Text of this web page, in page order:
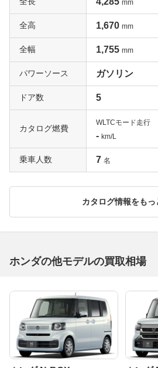
mm
全高 1,670 mm
全幅 1,755 mm
パワーソース ガソリン
ドア数 5
カタログ燃費
WLTCモード走行
- km/L
乗車人数 7 名
カタログ情報をもっ
ホンダの他モデルの買取相場